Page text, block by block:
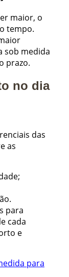
maior, o
tempo.
sob medida
prazo.
no dia
das
as
para
cada
e
para